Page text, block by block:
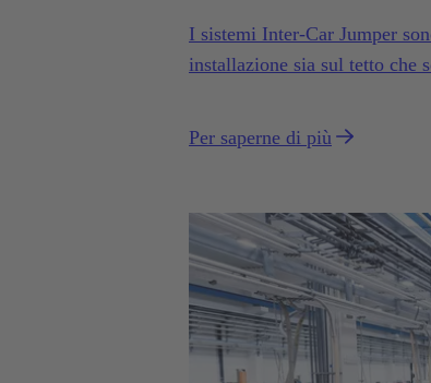
I sistemi Inter-Car Jumper
installazione sia sul tetto che
Per saperne di più